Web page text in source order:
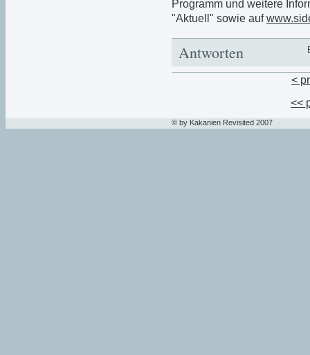
Programm und weitere
"Aktuell" sowie auf
Antworten
<
<<
© by Kakanien Revisited 2007